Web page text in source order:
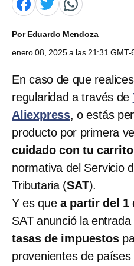
PorEduardo Mendoza
enero 08, 2025 a las 21:31 GMT-
En caso de que
regularidad a través de
Aliexpress, o estás
producto por primera
cuidado con tu carrito
normativa del Servicio
Tributaria (SAT).
Y es que a partir del 1
SAT anunció la
tasas de impuestos
provenientes de países